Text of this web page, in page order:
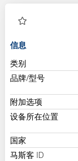
信息
类别
品牌/型号
附加选项
设备所在位置
国家
马斯客 ID